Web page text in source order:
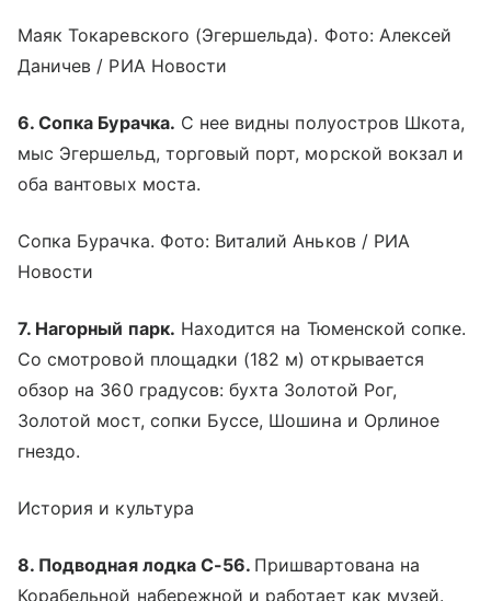
Маяк Токаревского (Эгершельда). Фото: Алексей
Даничев / РИА Новости
6. Сопка Бурачка. С нее видны полуостров Шкота,
мыс Эгершельд, торговый порт, морской вокзал и
оба вантовых моста.
Сопка Бурачка. Фото: Виталий Аньков / РИА
Новости
7. Нагорный парк. Находится на Тюменской сопке.
Со смотровой площадки (182 м) открывается
обзор на 360 градусов: бухта Золотой Рог,
Золотой мост, сопки Буссе, Шошина и Орлиное
гнездо.
История и культура
8. Подводная лодка С-56. Пришвартована на
Корабельной набережной и работает как музей.